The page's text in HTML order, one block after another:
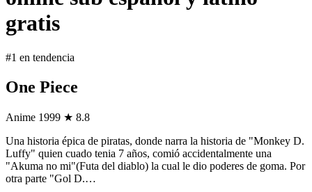
gratis
#1 en tendencia
One Piece
Anime 1999 ★ 8.8
Una historia épica de piratas, donde narra la historia de "Monkey D.
Luffy" quien cuado tenia 7 años, comió accidentalmente una
"Akuma no mi"(Futa del diablo) la cual le dio poderes de goma. Por
otra parte "Gol D.…